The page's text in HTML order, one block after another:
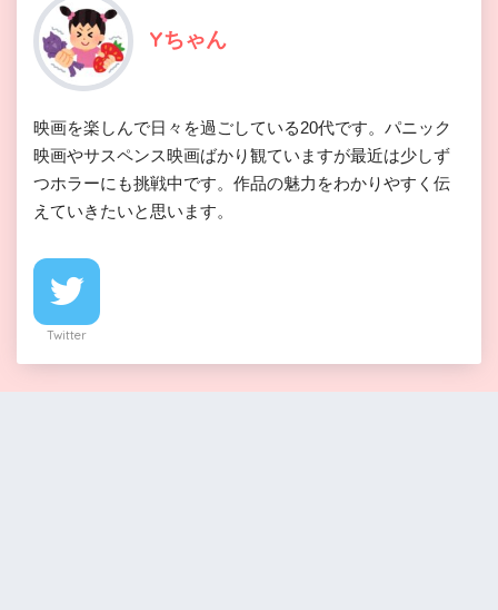
Yちゃん
映画を楽しんで日々を過ごしている20代です。パニック
映画やサスペンス映画ばかり観ていますが最近は少しず
つホラーにも挑戦中です。作品の魅力をわかりやすく伝
えていきたいと思います。
Twitter